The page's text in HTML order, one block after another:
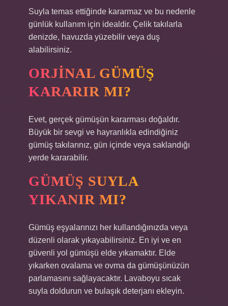
Suyla temas ettiğinde kararmaz ve bu nedenle
günlük kullanım için idealdir. Çelik takılarla
denizde, havuzda yüzebilir veya duş
alabilirsiniz.
ORJINAL GÜMÜŞ
KARARIR MI?
Evet, gerçek gümüşün kararması doğaldır.
Büyük bir sevgi ve hayranlıkla edindiğiniz
gümüş takılarınız, gün içinde veya saklandığı
yerde kararabilir.
GÜMÜŞ SUYLA
YIKANIR MI?
Gümüş eşyalarınızı her kullandığınızda veya
düzenli olarak yıkayabilirsiniz. En iyi ve en
güvenli yol gümüşü elde yıkamaktır. Elde
yıkarken ovalama ve ovma da gümüşünüzün
parlamasını sağlayacaktır. Lavaboyu sıcak
suyla doldurun ve bulaşık deterjanı ekleyin.